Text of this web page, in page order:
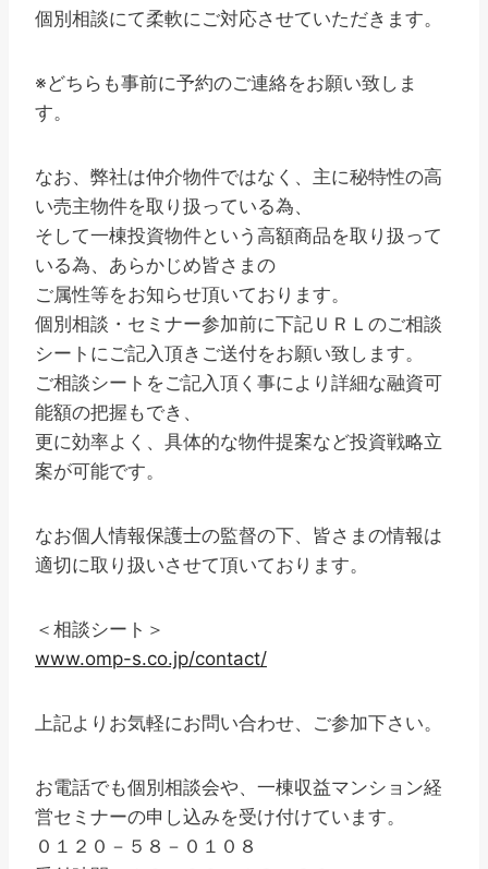
個別相談にて柔軟にご対応させていただきます。
※どちらも事前に予約のご連絡をお願い致しま
す。
なお、弊社は仲介物件ではなく、主に秘特性の高
い売主物件を取り扱っている為、
そして一棟投資物件という高額商品を取り扱って
いる為、あらかじめ皆さまの
ご属性等をお知らせ頂いております。
個別相談・セミナー参加前に下記ＵＲＬのご相談
シートにご記入頂きご送付をお願い致します。
ご相談シートをご記入頂く事により詳細な融資可
能額の把握もでき、
更に効率よく、具体的な物件提案など投資戦略立
案が可能です。
なお個人情報保護士の監督の下、皆さまの情報は
適切に取り扱いさせて頂いております。
＜相談シート＞
www.omp-s.co.jp/contact/
上記よりお気軽にお問い合わせ、ご参加下さい。
お電話でも個別相談会や、一棟収益マンション経
営セミナーの申し込みを受け付けています。
０１２０－５８－０１０８